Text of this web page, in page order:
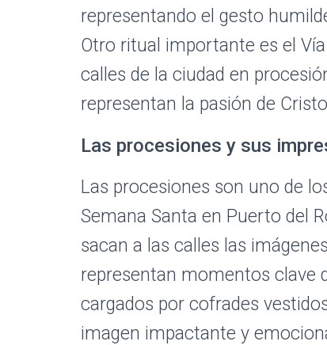
representando el gesto
Otro ritual importante es el
calles de la ciudad en
representan la pasión de
Las procesiones y sus
Las procesiones son uno de
Semana Santa en Puerto del
sacan a las calles las
representan momentos clave
cargados por cofrades
imagen impactante y